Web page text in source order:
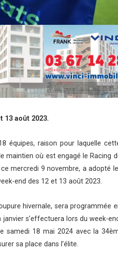
13 août 2023.
équipes, raison pour laquelle
maintien où est engagé le Racing
mercredi 9 novembre, a adopté
end des 12 et 13 août 2023.
hivernale, sera programmée
s’effectuera lors du week-
samedi 18 mai 2024 avec la
sa place dans l’élite.